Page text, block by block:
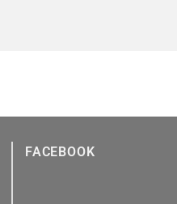
FACEBOOK